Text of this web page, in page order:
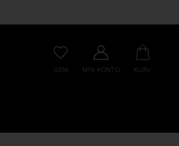
GEM MIN KONTO KURV